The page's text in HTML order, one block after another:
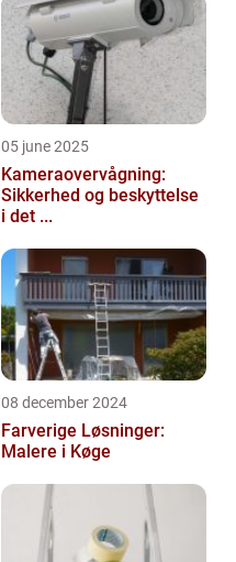
05 june 2025
Kameraovervågning:
Sikkerhed og beskyttelse
i det ...
08 december 2024
Farverige Løsninger:
Malere i Køge